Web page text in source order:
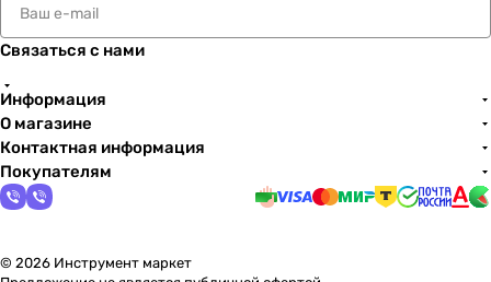
Связаться с нами
Информация
О магазине
Контактная информация
Покупателям
© 2026 Инструмент маркет